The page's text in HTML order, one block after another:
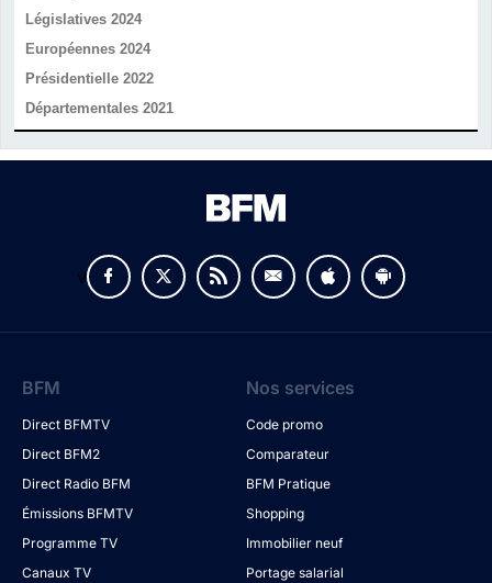
Législatives 2024
Européennes 2024
Présidentielle 2022
Départementales 2021
v
BFM
Direct BFMTV
Direct BFM2
Direct Radio BFM
Émissions BFMTV
Programme TV
Canaux TV
Nos services
Code promo
Comparateur
BFM Pratique
Shopping
Immobilier neuf
Portage salarial